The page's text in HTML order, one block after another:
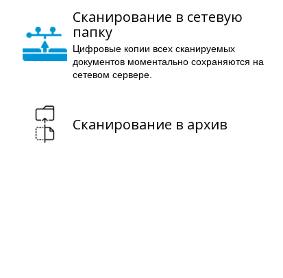
Сканирование в сетевую
папку
Цифровые копии всех сканируемых
документов моментально сохраняются на
сетевом сервере.
Сканирование в архив